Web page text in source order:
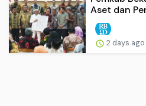
Aset dan
2 days ago